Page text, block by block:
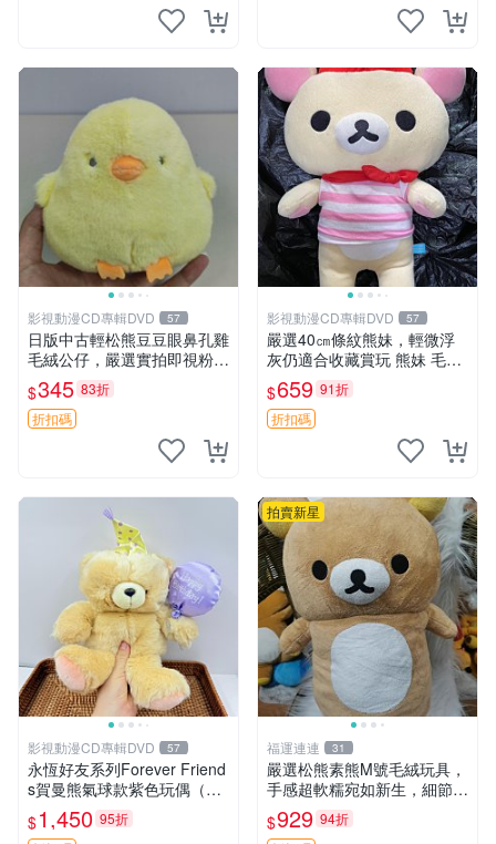
影視動漫CD專輯DVD 57
日版中古輕松熊豆豆眼鼻孔雞
毛絨公仔，嚴選實拍即視粉絲
必買 公仔紙箱氣泡膜精心包
裝快速發貨 輕松熊 公仔 雞毛
絨
$345 83折
折扣碼
影視動漫CD專輯DVD 57
嚴選40㎝條紋熊妹，輕微浮
灰仍適合收藏賞玩 熊妹 毛絨
玩具 浮雕熊
$659 91折
折扣碼
影視動漫CD專輯DVD 57
永恆好友系列Forever Friend
s賀曼熊氣球款紫色玩偶（鼻
子稍有磨損） 中古玩具 氣球
熊 玩偶
$1,450 95折
拍賣新星
福運連連 31
嚴選松熊素熊M號毛絨玩具，
手感超軟糯宛如新生，細節精
緻完美無瑕，推薦送禮或珍
藏，中古狀態保養得宜。 松
$929 94折